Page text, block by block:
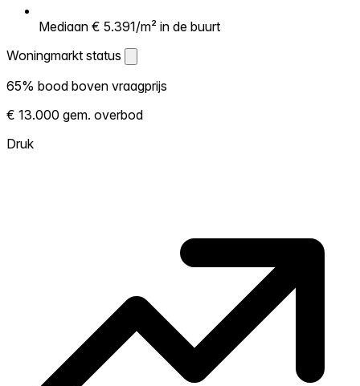
Mediaan € 5.391/m² in de buurt
Woningmarkt status
Woningmarkt status
Laat zien hoe competitief de markt hier is.
Hoe meer woningen boven vraagprijs
verkopen, hoe heter. Heet? Verwacht
65% bood boven vraagprijs
€ 13.000 gem. overbod
Druk